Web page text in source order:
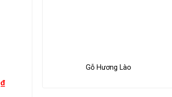
₫
Gỗ Hương Lào